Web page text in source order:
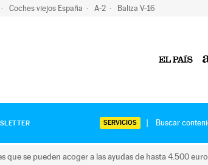
Coches viejos España A-2 Baliza V-16
SERVICIOS
se pueden acoger a las ayudas de hasta 4.500 euro